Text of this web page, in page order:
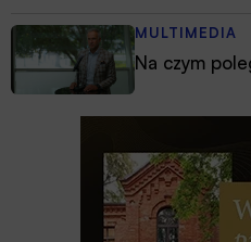
MULTIMEDIA
Na czym